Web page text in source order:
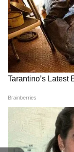
पायलट साउथ
विमान का
साउथ केनवुड
जा रही है कि
समुद्री लड़ाकू
ताज़ा रिपोर्ट्स के
देखें — दुनिया
तरीके से, सिर्फ